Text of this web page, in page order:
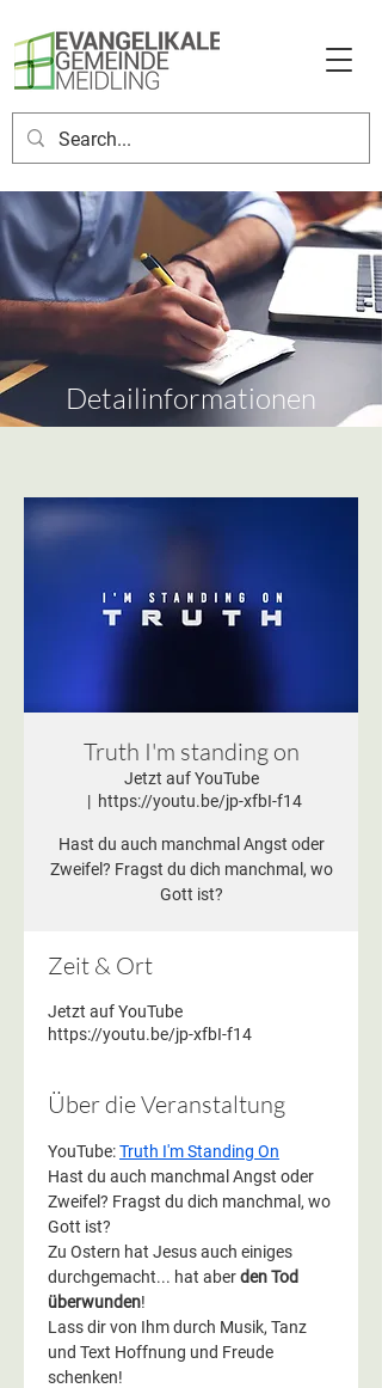
Detailinformationen
Truth I'm standing on
Jetzt auf YouTube
  |
https://youtu.be/jp-xfbI-f14
Hast du auch manchmal Angst oder
Zweifel? Fragst du dich manchmal, wo
Gott ist?
Zeit & Ort
Jetzt auf YouTube
https://youtu.be/jp-xfbI-f14
Über die Veranstaltung
YouTube: Truth I'm Standing On
Hast du auch manchmal Angst oder
Zweifel? Fragst du dich manchmal, wo
Gott ist?
Zu Ostern hat Jesus auch einiges
durchgemacht... hat aber den Tod
überwunden!
Lass dir von Ihm durch Musik, Tanz
und Text Hoffnung und Freude
schenken!